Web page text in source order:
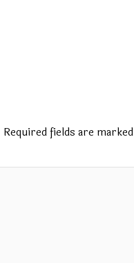
Required fields are marked